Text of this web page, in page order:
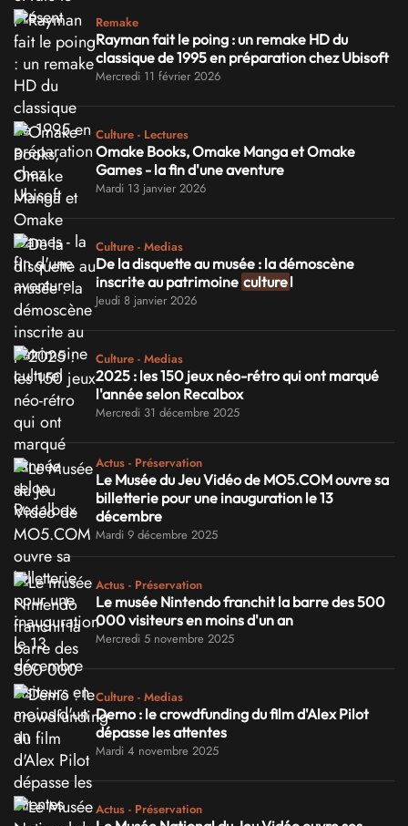
Remake
Rayman fait le poing : un remake HD du
classique de 1995 en préparation chez Ubisoft
Mercredi 11 février 2026
Culture - Lectures
Omake Books, Omake Manga et Omake
Games - la fin d'une aventure
Mardi 13 janvier 2026
Culture - Medias
De la disquette au musée : la démoscène
inscrite au patrimoine culturel
Jeudi 8 janvier 2026
Culture - Medias
2025 : les 150 jeux néo-rétro qui ont marqué
l'année selon Recalbox
Mercredi 31 décembre 2025
Actus - Préservation
Le Musée du Jeu Vidéo de MO5.COM ouvre sa
billetterie pour une inauguration le 13
décembre
Mardi 9 décembre 2025
Actus - Préservation
Le musée Nintendo franchit la barre des 500
000 visiteurs en moins d'un an
Mercredi 5 novembre 2025
Culture - Medias
Demo : le crowdfunding du film d'Alex Pilot
dépasse les attentes
Mardi 4 novembre 2025
Actus - Préservation